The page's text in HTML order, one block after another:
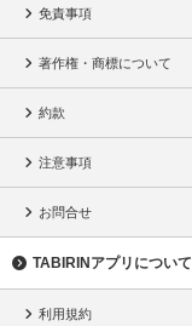
免責事項
著作権・商標について
約款
注意事項
お問合せ
TABIRINアプリについて
利用規約